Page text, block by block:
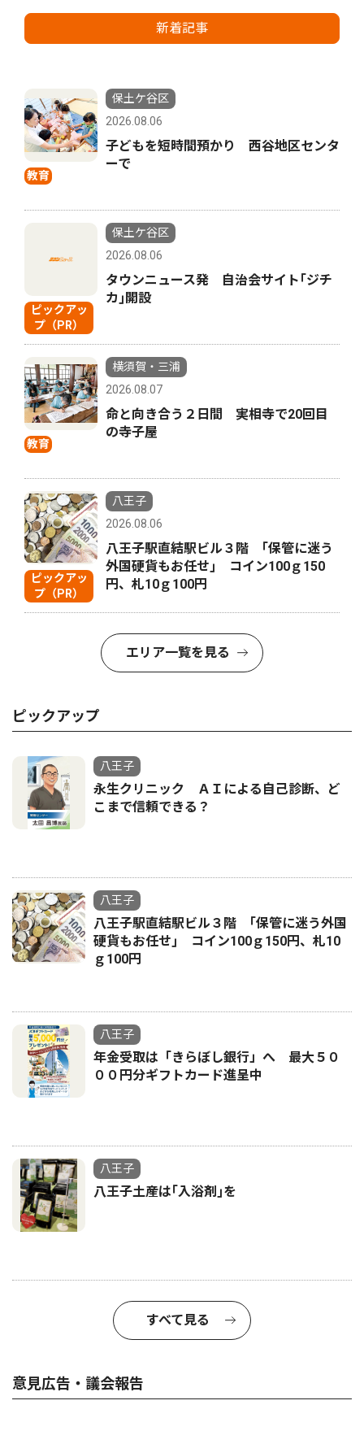
新着記事
教育
保土ケ谷区
2026.08.06
子どもを短時間預かり 西谷地区センタ
ーで
ピックアッ
プ（PR）
保土ケ谷区
2026.08.06
タウンニュース発 自治会サイト｢ジチ
カ｣開設
教育
横須賀・三浦
2026.08.07
命と向き合う２日間 実相寺で20回目
の寺子屋
ピックアッ
プ（PR）
八王子
2026.08.06
八王子駅直結駅ビル３階 ｢保管に迷う
外国硬貨もお任せ｣ コイン100ｇ150
円、札10ｇ100円
エリア一覧を見る
ピックアップ
八王子
永生クリニック ＡＩによる自己診断、ど
こまで信頼できる？
八王子
八王子駅直結駅ビル３階 ｢保管に迷う外国
硬貨もお任せ｣ コイン100ｇ150円、札10
ｇ100円
八王子
年金受取は「きらぼし銀行」へ 最大５０
００円分ギフトカード進呈中
八王子
八王子土産は｢入浴剤｣を
すべて見る
意見広告・議会報告